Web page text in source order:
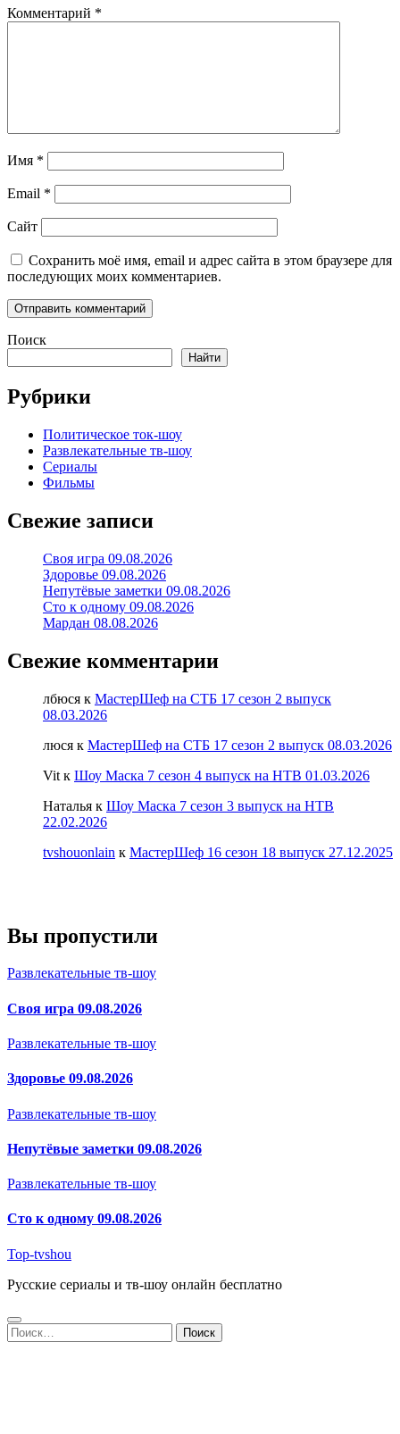
Комментарий *
Имя *
Email *
Сайт
Сохранить моё имя, email и адрес сайта в этом браузере для
последующих моих комментариев.
Поиск
Найти
Рубрики
Политическое ток-шоу
Развлекательные тв-шоу
Сериалы
Фильмы
Свежие записи
Своя игра 09.08.2026
Здоровье 09.08.2026
Непутёвые заметки 09.08.2026
Сто к одному 09.08.2026
Мардан 08.08.2026
Свежие комментарии
лбюся к МастерШеф на СТБ 17 сезон 2 выпуск
08.03.2026
люся к МастерШеф на СТБ 17 сезон 2 выпуск 08.03.2026
Vit к Шоу Маска 7 сезон 4 выпуск на НТВ 01.03.2026
Наталья к Шоу Маска 7 сезон 3 выпуск на НТВ
22.02.2026
tvshouonlain к МастерШеф 16 сезон 18 выпуск 27.12.2025
Вы пропустили
Развлекательные тв-шоу
Своя игра 09.08.2026
Развлекательные тв-шоу
Здоровье 09.08.2026
Развлекательные тв-шоу
Непутёвые заметки 09.08.2026
Развлекательные тв-шоу
Сто к одному 09.08.2026
Top-tvshou
Русские сериалы и тв-шоу онлайн бесплатно
Найти: